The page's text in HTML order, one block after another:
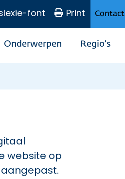
font Print Contact
Onderwerpen Regio's
website op